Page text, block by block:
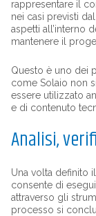
rappresentare il
nei casi previsti
aspetti all’interno
mantenere il
Questo è uno dei
come Solaio non
essere utilizzato
e di contenuto
Analisi,
Una volta definito
consente di
attraverso gli
processo si